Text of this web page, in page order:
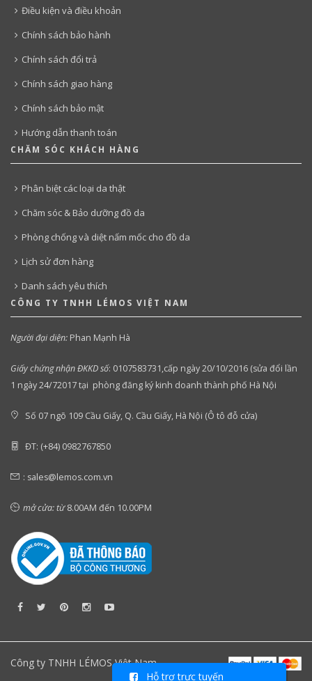
Điều kiện và điều khoản
Chính sách bảo hành
Chính sách đổi trả
Chính sách giao hàng
Chính sách bảo mật
Hướng dẫn thanh toán
CHĂM SÓC KHÁCH HÀNG
Phân biệt các loại da thật
Chăm sóc & Bảo dưỡng đồ da
Phòng chống và diệt nấm mốc cho đồ da
Lịch sử đơn hàng
Danh sách yêu thích
CÔNG TY TNHH LÉMOS VIỆT NAM
Người đại diện: Phan Mạnh Hà
Giấy chứng nhận ĐKKD số: 0107583731,cấp ngày 20/10/2016 (sửa đổi lần
1 ngày 24/72017 tại phòng đăng ký kinh doanh thành phố Hà Nội
Số 07 ngõ 109 Cầu Giấy, Q. Cầu Giấy, Hà Nội (Ô tô đỗ cửa)
ĐT: (+84) 0982767850
: sales@lemos.com.vn
mở cửa: từ8.00AM đến 10.00PM
Công ty TNHH LÉMOS Việt Nam
Hỗ trợ trực tuyến